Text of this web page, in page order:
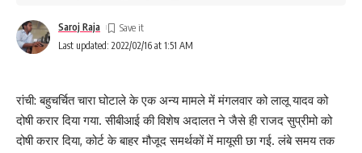
Last updated: 2022/02/16 at 1:51 AM
Saroj Raja
रांची: बहुचर्चित चारा घोटाले के एक अन्य मामले में मंगलवार को लालू यादव को
दोषी करार दिया गया. सीबीआई की विशेष अदालत ने जैसे ही राजद सुप्रीमो को
दोषी करार दिया, कोर्ट के बाहर मौजूद समर्थकों में मायूसी छा गई. लंबे समय तक